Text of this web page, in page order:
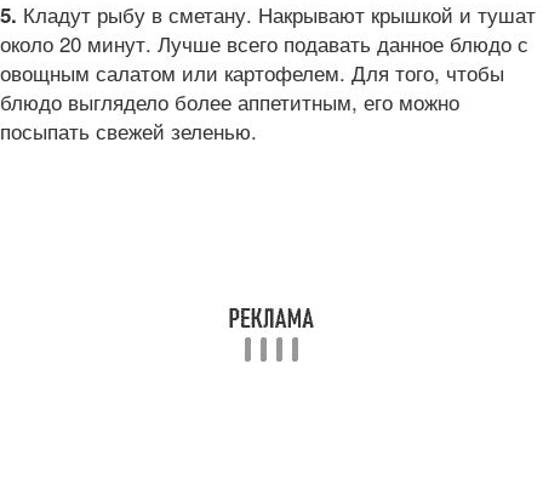
5. Кладут рыбу в сметану. Накрывают крышкой и тушат
около 20 минут. Лучше всего подавать данное блюдо с
овощным салатом или картофелем. Для того, чтобы
блюдо выглядело более аппетитным, его можно
посыпать свежей зеленью.